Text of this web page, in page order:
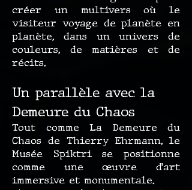
créer un multivers où le
visiteur voyage de planète en
planète, dans un univers de
couleurs, de matières et de
récits.
Un parallèle avec la
Demeure du Chaos
Tout comme La Demeure du
Chaos de Thierry Ehrmann, le
Musée Spiktri se positionne
comme une œuvre d’art
immersive et monumentale.